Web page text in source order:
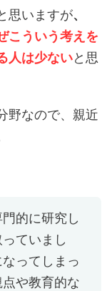
思いますが、
こういう考えを
人は少ないと思
野なので、親近
的に研究し
ていまし
ってしまっ
や教育的な